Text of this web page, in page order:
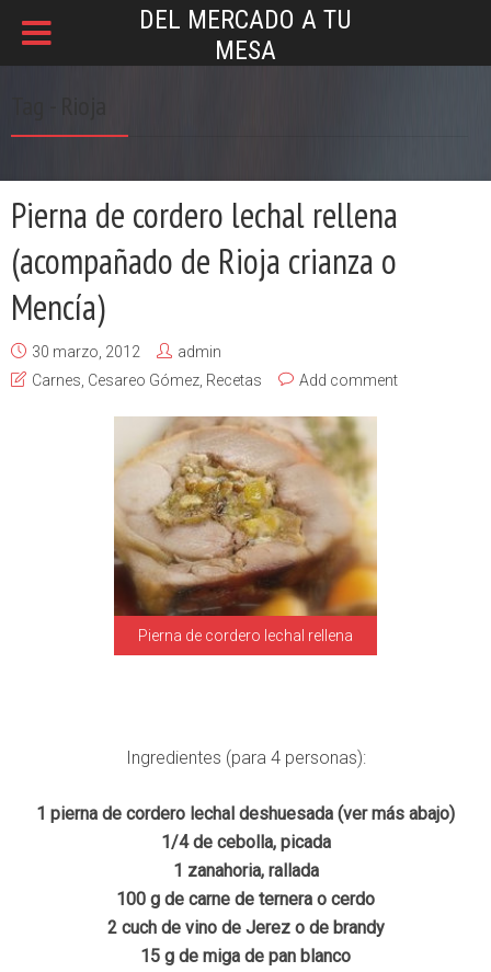
DEL MERCADO A TU
MESA
Pierna de cordero lechal rellena
(acompañado de Rioja crianza o
Mencía)
30 marzo, 2012
admin
Carnes Cesareo Gómez Recetas Add comment
Pierna de cordero lechal rellena
Ingredientes (para 4 personas):
1 pierna de cordero lechal deshuesada (ver más abajo)
1/4 de cebolla, picada
1 zanahoria, rallada
100 g de carne de ternera o cerdo
2 cuch de vino de Jerez o de brandy
15 g de miga de pan blanco